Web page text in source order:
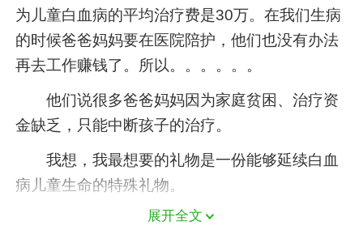
为儿童白血病的平均治疗费是30万。在我们生病
的时候爸爸妈妈要在医院陪护，他们也没有办法
再去工作赚钱了。所以。。。。。。
他们说很多爸爸妈妈因为家庭贫困、治疗资
金缺乏，只能中断孩子的治疗。
我想，我最想要的礼物是一份能够延续白血
病儿童生命的特殊礼物。
我希望我和更多的白血病儿童，都能够有机
展开全文